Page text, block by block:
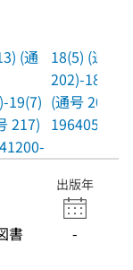
(通
19(7)
217)
18(5) (通号
202)-18(12)
(通号 209)
19640500-
書
出版年
-